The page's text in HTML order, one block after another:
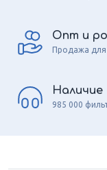
Опт и
Продажа для
Наличие
985 000